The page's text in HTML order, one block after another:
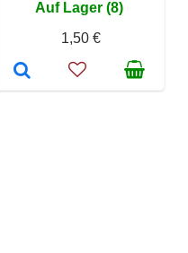
Auf Lager (8)
1,50 €